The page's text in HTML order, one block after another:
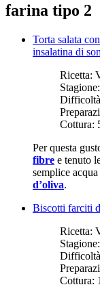
farina tipo 2
Torta salata
insalatina di
Ricetta:
Stagione:
Cottura:
Per questa
fibre e tenuto
semplice
d’oliva.
Biscotti farciti
Ricetta:
Stagione:
Cottura: